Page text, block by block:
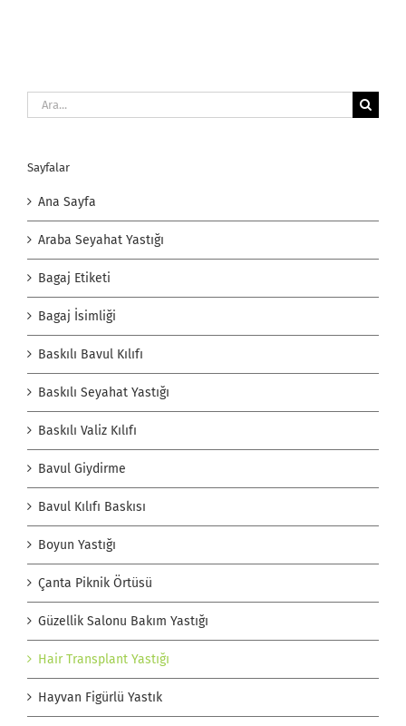
Ara:
Sayfalar
Ana Sayfa
Araba Seyahat Yastığı
Bagaj Etiketi
Bagaj İsimliği
Baskılı Bavul Kılıfı
Baskılı Seyahat Yastığı
Baskılı Valiz Kılıfı
Bavul Giydirme
Bavul Kılıfı Baskısı
Boyun Yastığı
Çanta Piknik Örtüsü
Güzellik Salonu Bakım Yastığı
Hair Transplant Yastığı
Hayvan Figürlü Yastık